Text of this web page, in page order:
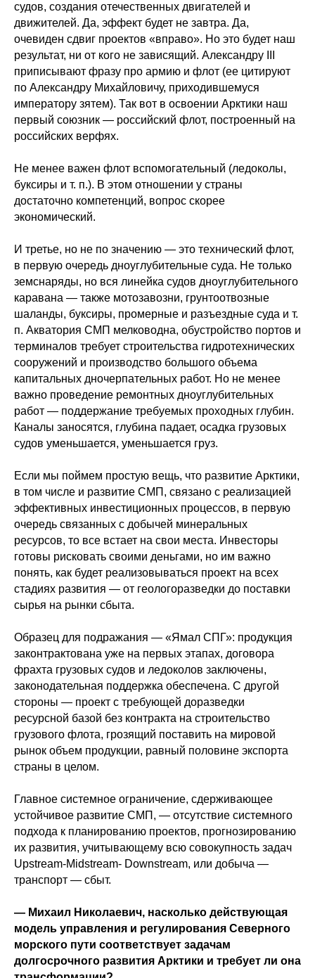
судов, создания отечественных двигателей и
движителей. Да, эффект будет не завтра. Да,
очевиден сдвиг проектов «вправо». Но это будет наш
результат, ни от кого не зависящий. Александру III
приписывают фразу про армию и флот (ее цитируют
по Александру Михайловичу, приходившемуся
императору зятем). Так вот в освоении Арктики наш
первый союзник — российский флот, построенный на
российских верфях.
Не менее важен флот вспомогательный (ледоколы,
буксиры и т. п.). В этом отношении у страны
достаточно компетенций, вопрос скорее
экономический.
И третье, но не по значению — это технический флот,
в первую очередь дноуглубительные суда. Не только
земснаряды, но вся линейка судов дноуглубительного
каравана — также мотозавозни, грунтоотвозные
шаланды, буксиры, промерные и разъездные суда и т.
п. Акватория СМП мелководна, обустройство портов и
терминалов требует строительства гидротехнических
сооружений и производство большого объема
капитальных дночерпательных работ. Но не менее
важно проведение ремонтных дноуглубительных
работ — поддержание требуемых проходных глубин.
Каналы заносятся, глубина падает, осадка грузовых
судов уменьшается, уменьшается груз.
Если мы поймем простую вещь, что развитие Арктики,
в том числе и развитие СМП, связано с реализацией
эффективных инвестиционных процессов, в первую
очередь связанных с добычей минеральных
ресурсов, то все встает на свои места. Инвесторы
готовы рисковать своими деньгами, но им важно
понять, как будет реализовываться проект на всех
стадиях развития — от геологоразведки до поставки
сырья на рынки сбыта.
Образец для подражания — «Ямал СПГ»: продукция
законтрактована уже на первых этапах, договора
фрахта грузовых судов и ледоколов заключены,
законодательная поддержка обеспечена. С другой
стороны — проект с требующей доразведки
ресурсной базой без контракта на строительство
грузового флота, грозящий поставить на мировой
рынок объем продукции, равный половине экспорта
страны в целом.
Главное системное ограничение, сдерживающее
устойчивое развитие СМП, — отсутствие системного
подхода к планированию проектов, прогнозированию
их развития, учитывающему всю совокупность задач
Upstream-Midstream- Downstream, или добыча —
транспорт — сбыт.
— Михаил Николаевич, насколько действующая
модель управления и регулирования Северного
морского пути соответствует задачам
долгосрочного развития Арктики и требует ли она